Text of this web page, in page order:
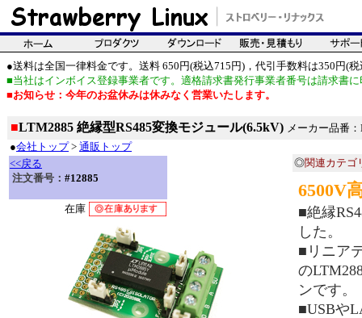
●送料は全国一律料金です。送料 650円(税込715円)，代引手数料は350円(税
■当社はインボイス登録事業者です。適格請求書発行事業者番号は請求書
■お知らせ：今年のお盆休みは休みなく営業いたします。
■LTM2885 絶縁型RS485変換モジュール(6.5kV) メーカー品番
●会社トップ> 通販トップ
<<戻る
注文番号： #12885
在庫
◎関連カテゴ
6500V
■絶縁
した。
■リニア
の
ンです。
■USBや